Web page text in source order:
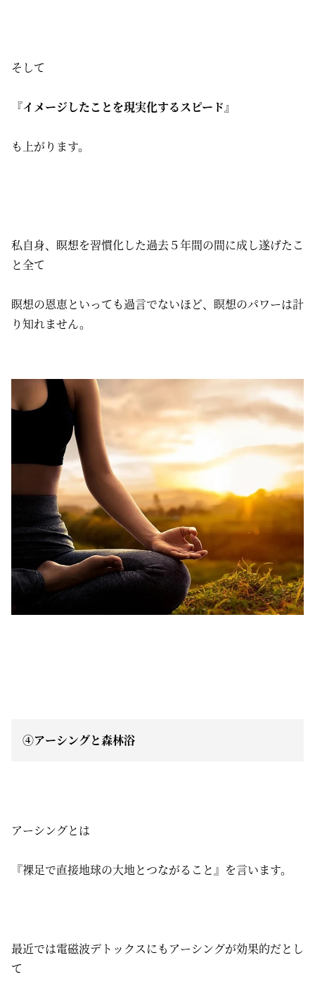
そして
『イメージしたことを現実化するスピード』
も上がります。
私自身、瞑想を習慣化した過去５年間の間に成し遂げたこ
と全て
瞑想の恩恵といっても過言でないほど、瞑想のパワーは計
り知れません。
④アーシングと森林浴
アーシングとは
『裸足で直接地球の大地とつながること』を言います。
最近では電磁波デトックスにもアーシングが効果的だとし
て